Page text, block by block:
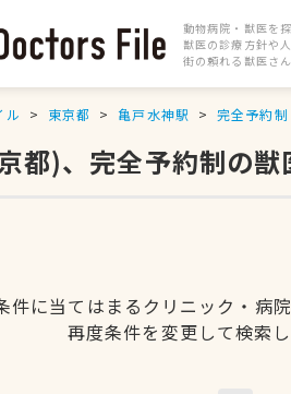
動物病院・獣医を
獣医の診療方針や
街の頼れる獣医さ
ル 東京都 亀戸水神駅 完全予約制
都)、完全予約制の
件に当てはまるクリニック・病
再度条件を変更して検索し